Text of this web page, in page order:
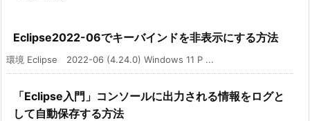
Eclipse2022-06でキーバインドを非表示にする方法
環境 Eclipse 2022-06 (4.24.0) Windows 11 P ...
「Eclipse入門」コンソールに出力される情報をログと
して自動保存する方法